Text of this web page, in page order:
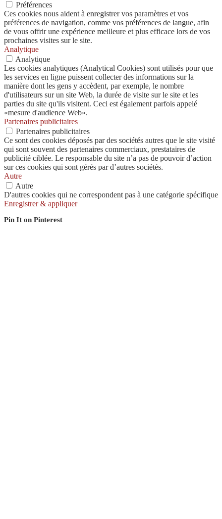
Préférences
Ces cookies nous aident à enregistrer vos paramètres et vos
préférences de navigation, comme vos préférences de langue, afin
de vous offrir une expérience meilleure et plus efficace lors de vos
prochaines visites sur le site.
Analytique
Analytique
Les cookies analytiques (Analytical Cookies) sont utilisés pour que
les services en ligne puissent collecter des informations sur la
manière dont les gens y accèdent, par exemple, le nombre
d'utilisateurs sur un site Web, la durée de visite sur le site et les
parties du site qu'ils visitent. Ceci est également parfois appelé
«mesure d'audience Web».
Partenaires publicitaires
Partenaires publicitaires
Ce sont des cookies déposés par des sociétés autres que le site visité
qui sont souvent des partenaires commerciaux, prestataires de
publicité ciblée. Le responsable du site n’a pas de pouvoir d’action
sur ces cookies qui sont gérés par d’autres sociétés.
Autre
Autre
D'autres cookies qui ne correspondent pas à une catégorie spécifique
Enregistrer & appliquer
Pin It on Pinterest